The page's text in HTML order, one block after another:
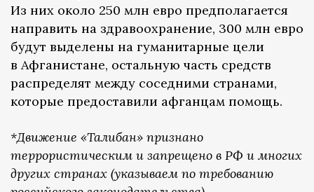
Из них около 250 млн евро предполагается
направить на здравоохранение, 300 млн евро
будут выделены на гуманитарные цели
в Афганистане, остальную часть средств
распределят между соседними странами,
которые предоставили афганцам помощь.
*Движение «Талибан» признано
террористическим и запрещено в РФ и многих
других странах (указываем по требованию